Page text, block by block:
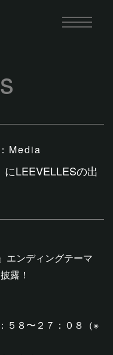
Media
LEEVELLESの出
エンディングテーマ
露！
５８〜２７：０８（※